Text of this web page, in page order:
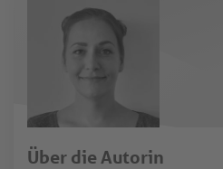
Über die Autorin